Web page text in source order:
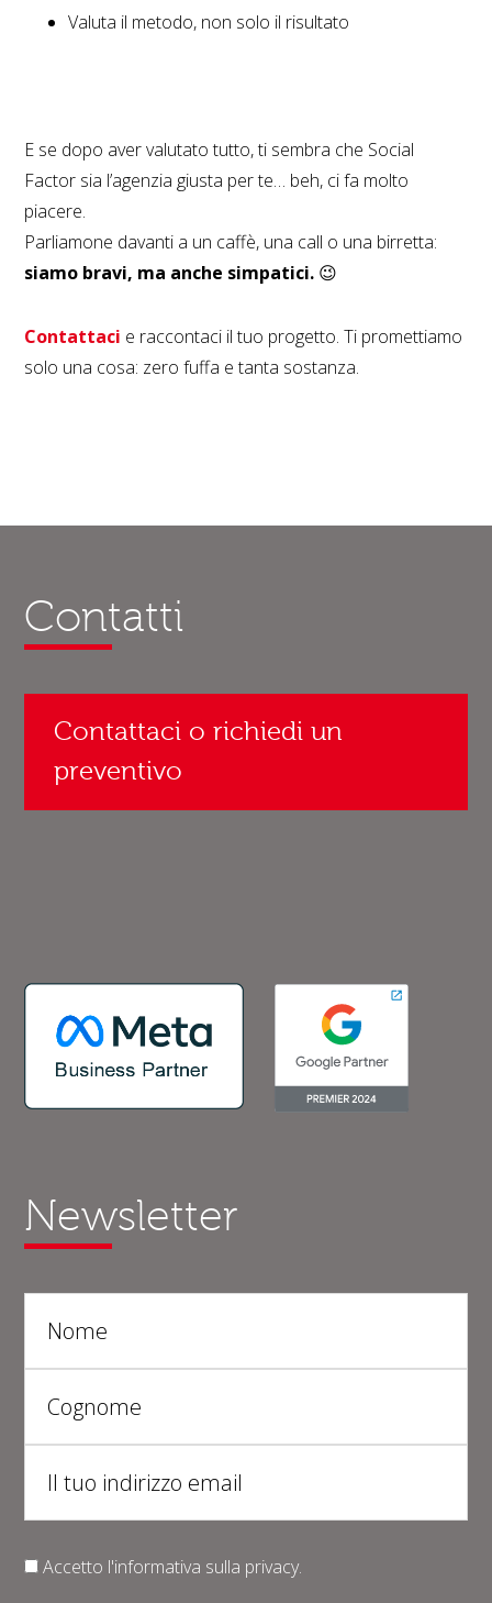
Valuta il metodo, non solo il risultato
E se dopo aver valutato tutto, ti sembra che Social
Factor sia l’agenzia giusta per te… beh, ci fa molto
piacere.
Parliamone davanti a un caffè, una call o una birretta:
siamo bravi, ma anche simpatici. 😉
Contattaci e raccontaci il tuo progetto. Ti promettiamo
solo una cosa: zero fuffa e tanta sostanza.
Contatti
Contattaci o richiedi un
preventivo
Newsletter
Accetto l'informativa sulla privacy.